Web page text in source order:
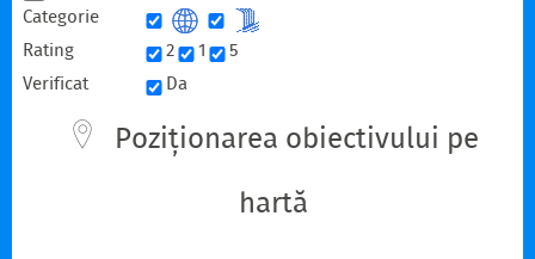
Categorie
Rating
2 1
5
Verificat
Da
Poziționarea obiectivului pe
hartă